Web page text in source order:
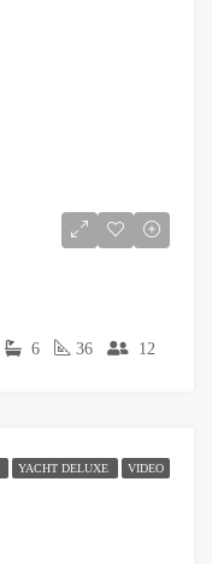
6 36 12
YACHT DELUXE VIDEO